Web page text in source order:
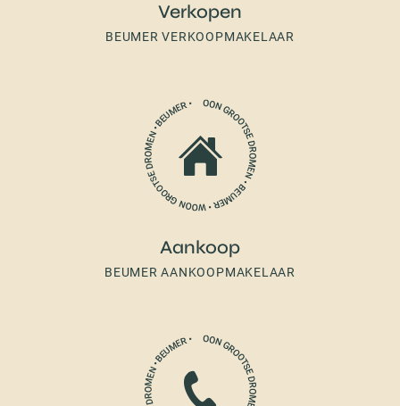
Verkopen
BEUMER VERKOOPMAKELAAR
Aankoop
BEUMER AANKOOPMAKELAAR